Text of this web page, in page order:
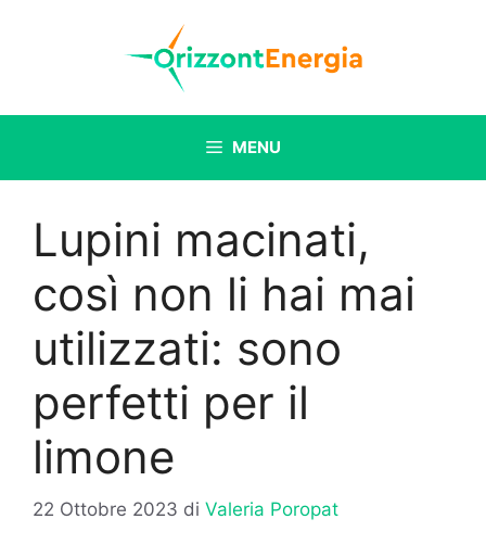
MENU
Lupini macinati,
così non li hai mai
utilizzati: sono
perfetti per il
limone
22 Ottobre 2023 di Valeria Poropat